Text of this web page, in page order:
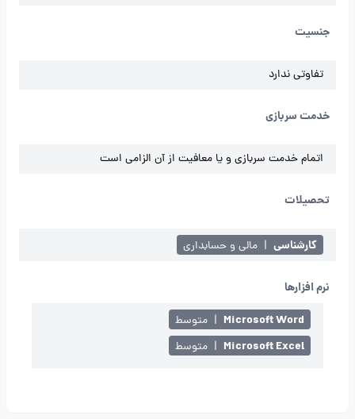
جنسیت
تفاوتی ندارد
خدمت سربازی
اتمام خدمت سربازی و یا معافیت از آن الزامی است
تحصیلات
کارشناسی | مالی و حسابداری
نرم افزارها
Microsoft Word
| متوسط
Microsoft Excel
| متوسط